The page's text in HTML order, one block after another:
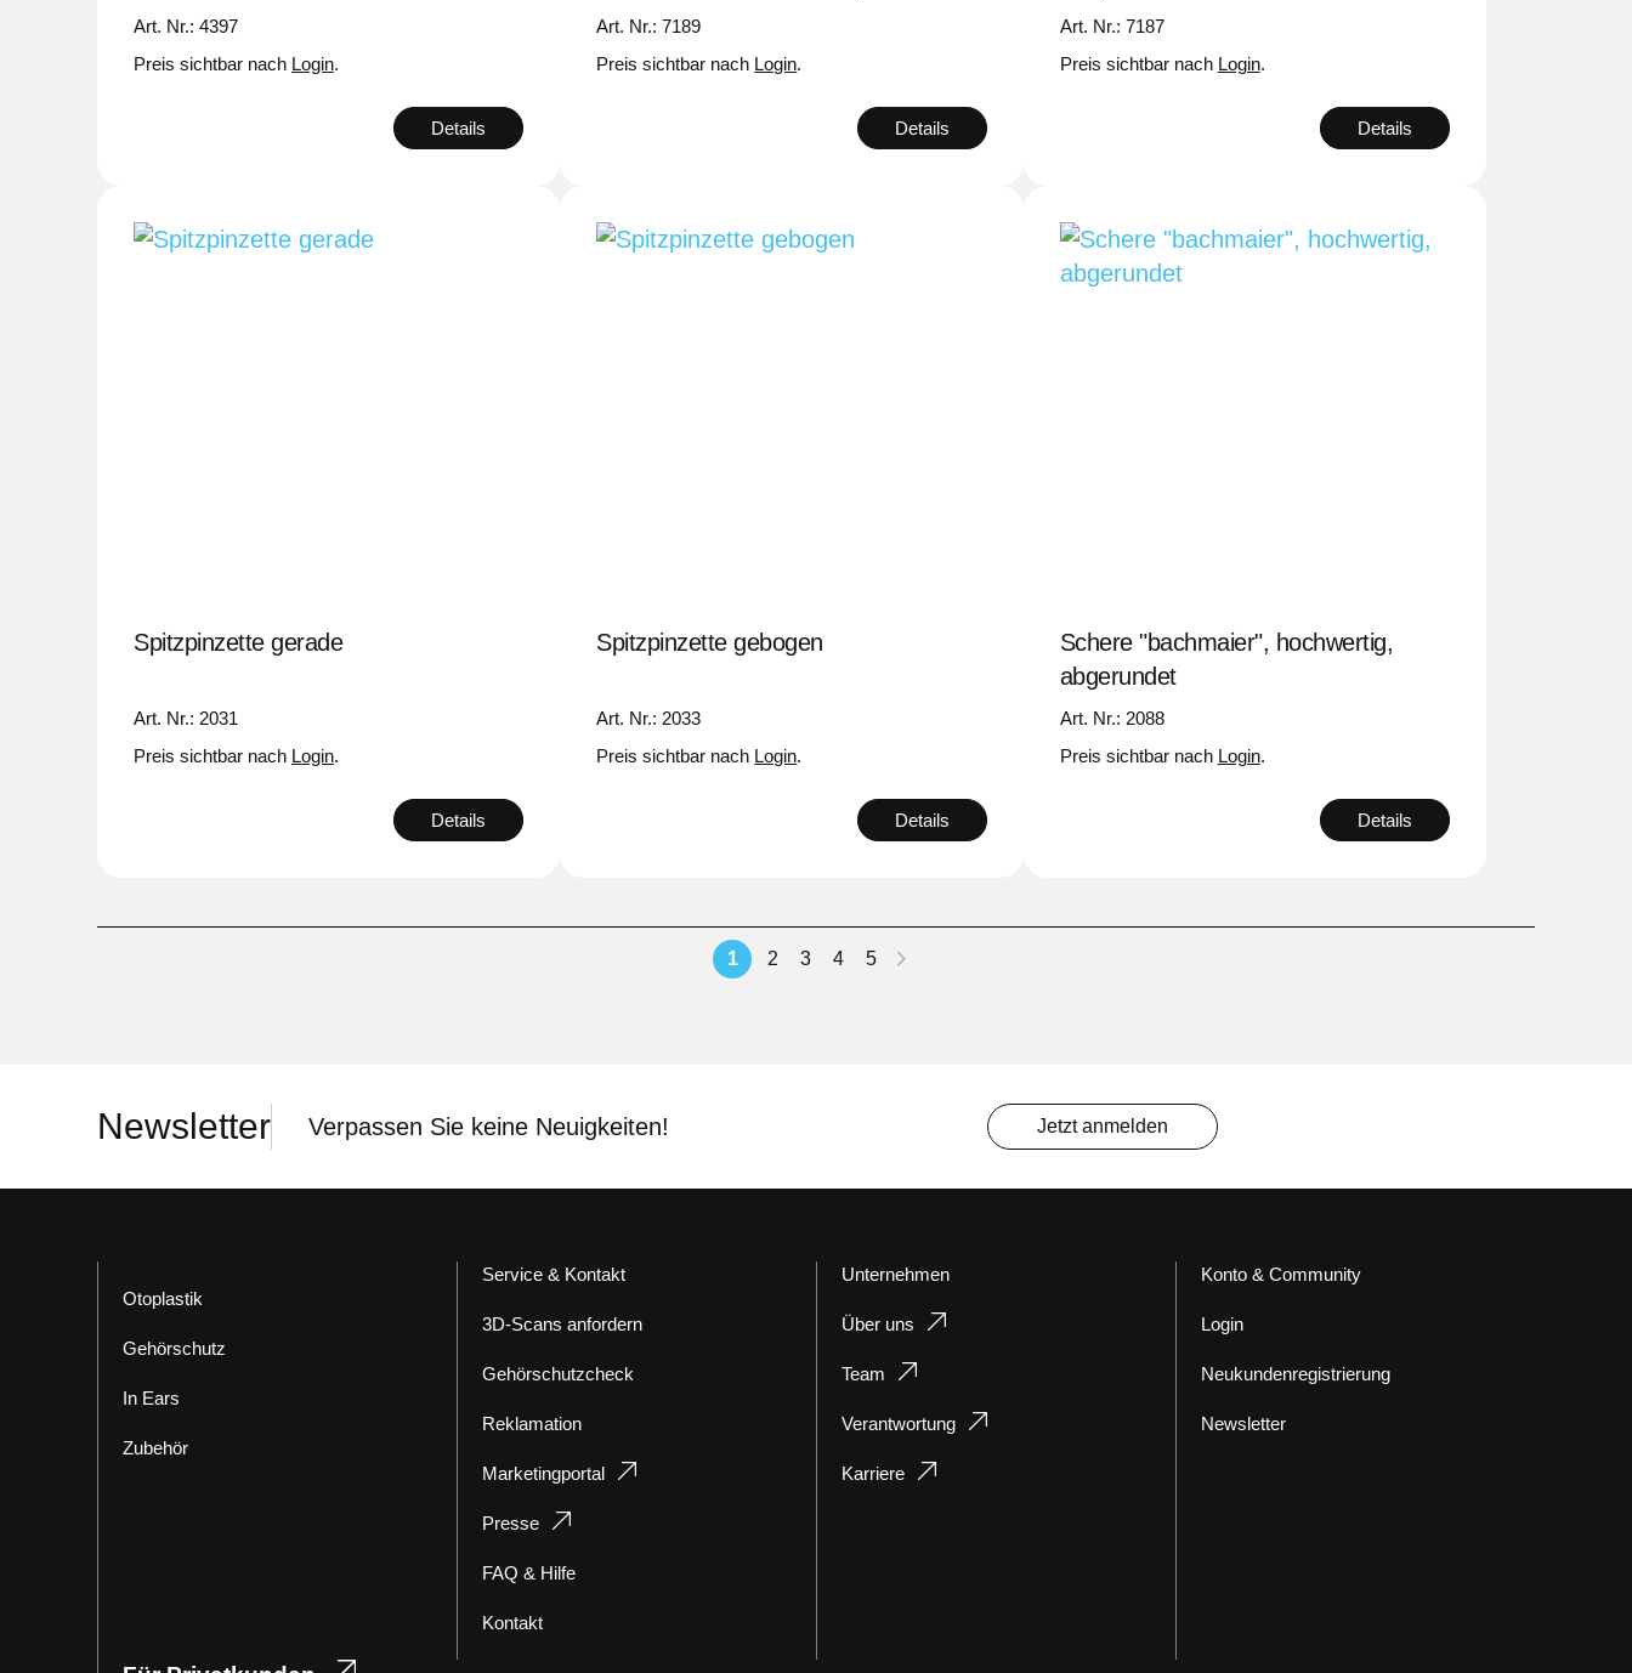
Art. Nr.: 4397
Preis sichtbar nach Login.
Details
Art. Nr.: 7189
Preis sichtbar nach Login.
Details
Art. Nr.: 7187
Preis sichtbar nach Login.
Details
Spitzpinzette gerade
Art. Nr.: 2031
Preis sichtbar nach Login.
Details
Spitzpinzette gebogen
Art. Nr.: 2033
Preis sichtbar nach Login.
Details
Schere "bachmaier", hochwertig,
abgerundet
Art. Nr.: 2088
Preis sichtbar nach Login.
Details
Seite
Sie lesen gerade Seite
1 Seite
2 Seite
3 Seite
4 Seite
5
Newsletter Verpassen Sie keine Neuigkeiten! Jetzt anmelden
Otoplastik
Gehörschutz
In Ears
Zubehör
Service & Kontakt
3D-Scans anfordern
Gehörschutzcheck
Reklamation
Marketingportal
Presse
FAQ & Hilfe
Kontakt
Unternehmen
Über uns
Team
Verantwortung
Karriere
Konto & Community
Login
Neukundenregistrierung
Newsletter